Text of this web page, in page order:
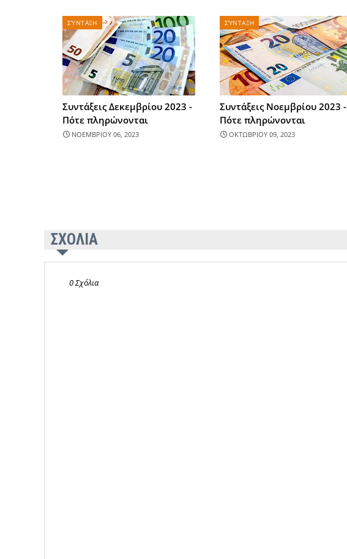
ΣΎΝΤΑΞΗ
Συντάξεις Δεκεμβρίου 2023 -
Πότε πληρώνονται
ΝΟΕΜΒΡΙΟΥ 06, 2023
ΣΎΝΤΑΞΗ
Συντάξεις Νοεμβρίου 2023 -
Πότε πληρώνονται
ΟΚΤΩΒΡΙΟΥ 09, 2023
ΣΧΟΛΙΑ
0 Σχόλια